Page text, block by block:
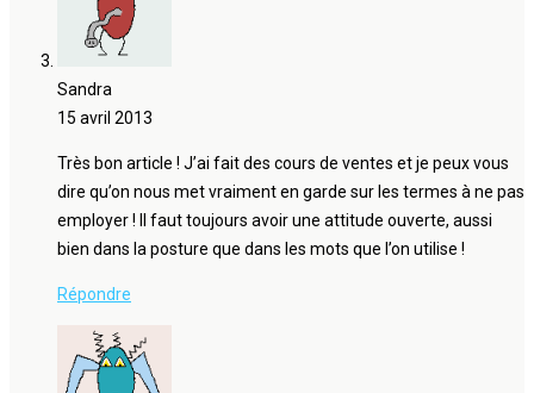
Sandra
15 avril 2013
Très bon article ! J’ai fait des cours de ventes et je peux vous
dire qu’on nous met vraiment en garde sur les termes à ne pas
employer ! Il faut toujours avoir une attitude ouverte, aussi
bien dans la posture que dans les mots que l’on utilise !
Répondre